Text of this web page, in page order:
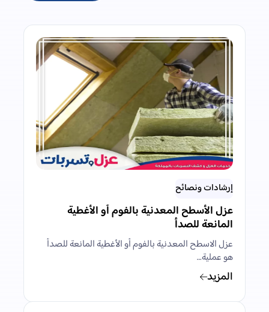
إرشادات ونصائح
عزل الأسطح المعدنية بالفوم أو الأغطية
المانعة للصدأ
عزل الاسطح المعدنية بالفوم أو الأغطية المانعة للصدأ
هو عملية…
المزيد